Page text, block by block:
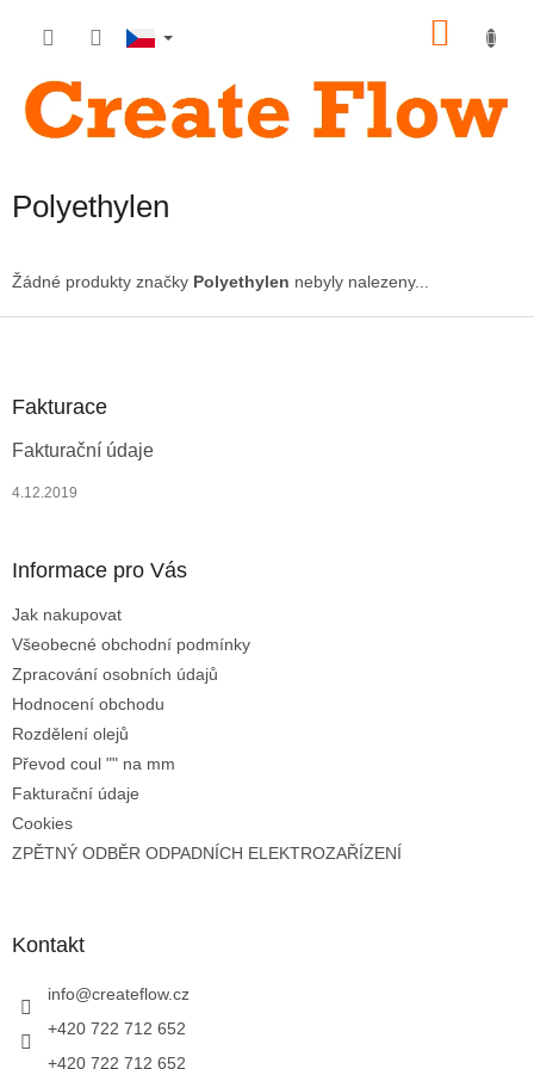
Polyethylen
Žádné produkty značky Polyethylen nebyly nalezeny...
Fakturace
Fakturační údaje
4.12.2019
Informace pro Vás
Jak nakupovat
Všeobecné obchodní podmínky
Zpracování osobních údajů
Hodnocení obchodu
Rozdělení olejů
Převod coul "" na mm
Fakturační údaje
Cookies
ZPĚTNÝ ODBĚR ODPADNÍCH ELEKTROZAŘÍZENÍ
Kontakt
info@createflow.cz
+420 722 712 652
+420 722 712 652